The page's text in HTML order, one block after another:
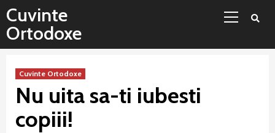
Sari
conținut
Cuvinte
Ortodoxe
Cuvinte Ortodoxe
Nu uita sa-ti iubesti
copiii!